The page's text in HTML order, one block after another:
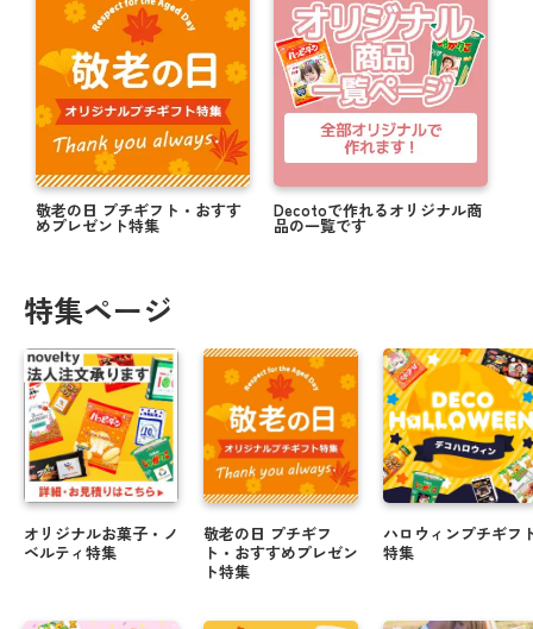
敬老の日 プチギフト・おすす
めプレゼント特集
Decotoで作れるオリジナル商
品の一覧です
特集ページ
オリジナルお菓子・ノ
ベルティ特集
敬老の日 プチギフ
ト・おすすめプレゼン
ト特集
ハロウィンプチギフ
特集